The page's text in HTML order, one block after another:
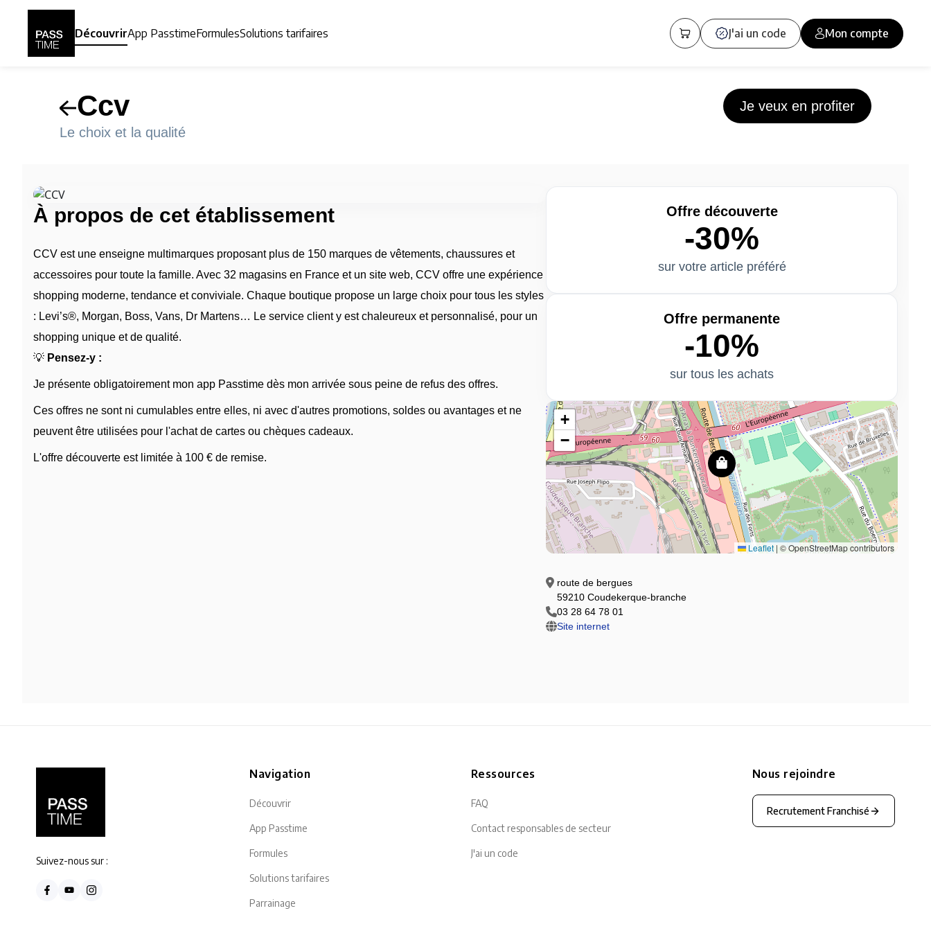
DécouvrirApp PasstimeFormulesSolutions tarifaires J'ai un code Mon compte
Ccv
Je veux en profiter
Le choix et la qualité
À propos de cet établissement
CCV est une enseigne multimarques proposant plus de 150 marques de vêtements, chaussures et
accessoires pour toute la famille. Avec 32 magasins en France et un site web, CCV offre une expérience
shopping moderne, tendance et conviviale. Chaque boutique propose un large choix pour tous les styles
: Levi’s®, Morgan, Boss, Vans, Dr Martens… Le service client y est chaleureux et personnalisé, pour un
shopping unique et de qualité.
💡 Pensez-y :
Je présente obligatoirement mon app Passtime dès mon arrivée sous peine de refus des offres.
Ces offres ne sont ni cumulables entre elles, ni avec d'autres promotions, soldes ou avantages et ne
peuvent être utilisées pour l'achat de cartes ou chèques cadeaux.
L'offre découverte est limitée à 100 € de remise.
Offre découverte
-30%
sur votre article préféré
Offre permanente
-10%
sur tous les achats
+
−
Leaflet | © OpenStreetMap contributors
route de bergues
59210 Coudekerque-branche
03 28 64 78 01
Site internet
Suivez-nous sur :
Navigation
Découvrir
App Passtime
Formules
Solutions tarifaires
Parrainage
Ressources
FAQ
Contact responsables de secteur
J'ai un code
Nous rejoindre
Recrutement Franchisé
Panneau de gestion des cookies